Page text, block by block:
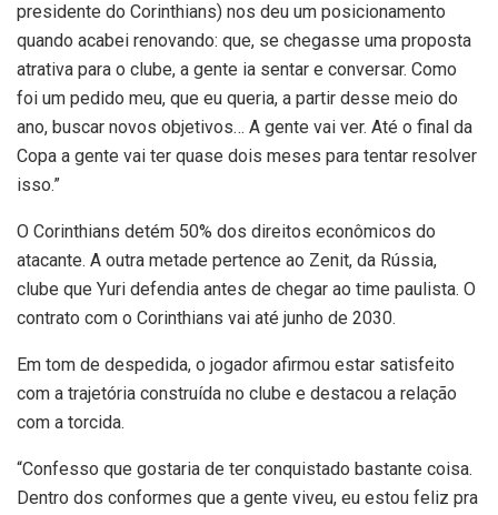
presidente do Corinthians) nos deu um posicionamento
quando acabei renovando: que, se chegasse uma proposta
atrativa para o clube, a gente ia sentar e conversar. Como
foi um pedido meu, que eu queria, a partir desse meio do
ano, buscar novos objetivos… A gente vai ver. Até o final da
Copa a gente vai ter quase dois meses para tentar resolver
isso.”
O Corinthians detém 50% dos direitos econômicos do
atacante. A outra metade pertence ao Zenit, da Rússia,
clube que Yuri defendia antes de chegar ao time paulista. O
contrato com o Corinthians vai até junho de 2030.
Em tom de despedida, o jogador afirmou estar satisfeito
com a trajetória construída no clube e destacou a relação
com a torcida.
“Confesso que gostaria de ter conquistado bastante coisa.
Dentro dos conformes que a gente viveu, eu estou feliz pra